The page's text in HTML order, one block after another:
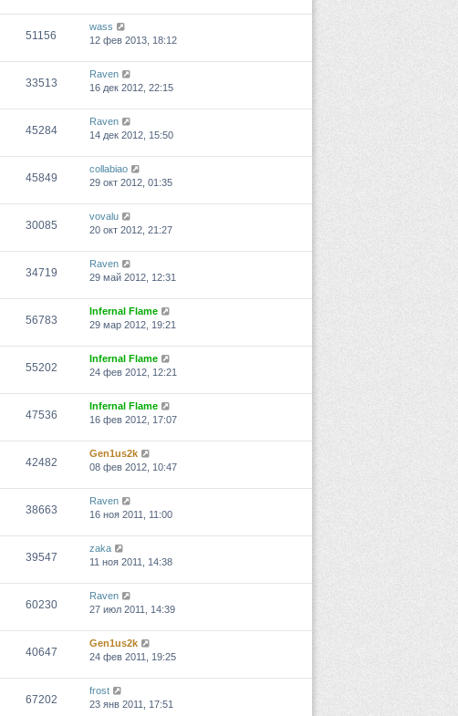
51156
wass
12 фев 2013, 18:12
33513
Raven
16 дек 2012, 22:15
45284
Raven
14 дек 2012, 15:50
45849
collabiao
29 окт 2012, 01:35
30085
vovalu
20 окт 2012, 21:27
34719
Raven
29 май 2012, 12:31
56783
Infernal Flame
29 мар 2012, 19:21
55202
Infernal Flame
24 фев 2012, 12:21
47536
Infernal Flame
16 фев 2012, 17:07
42482
Gen1us2k
08 фев 2012, 10:47
38663
Raven
16 ноя 2011, 11:00
39547
zaka
11 ноя 2011, 14:38
60230
Raven
27 июл 2011, 14:39
40647
Gen1us2k
24 фев 2011, 19:25
67202
frost
23 янв 2011, 17:51